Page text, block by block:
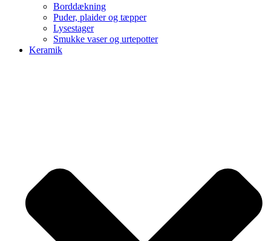
Borddækning
Puder, plaider og tæpper
Lysestager
Smukke vaser og urtepotter
Keramik